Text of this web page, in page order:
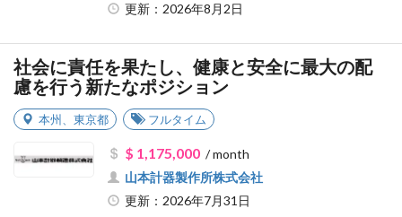
更新：2026年8月2日
社会に責任を果たし、健康と安全に最大の配
慮を行う新たなポジション
本州 東京都 フルタイム
$ 1,175,000/ month
山本計器製作所株式会社
更新：2026年7月31日